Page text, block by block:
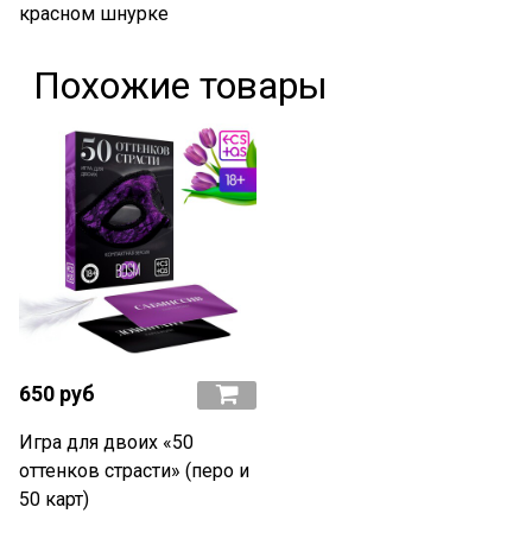
красном шнурке
Похожие товары
650 руб
Игра для двоих «50
оттенков страсти» (перо и
50 карт)